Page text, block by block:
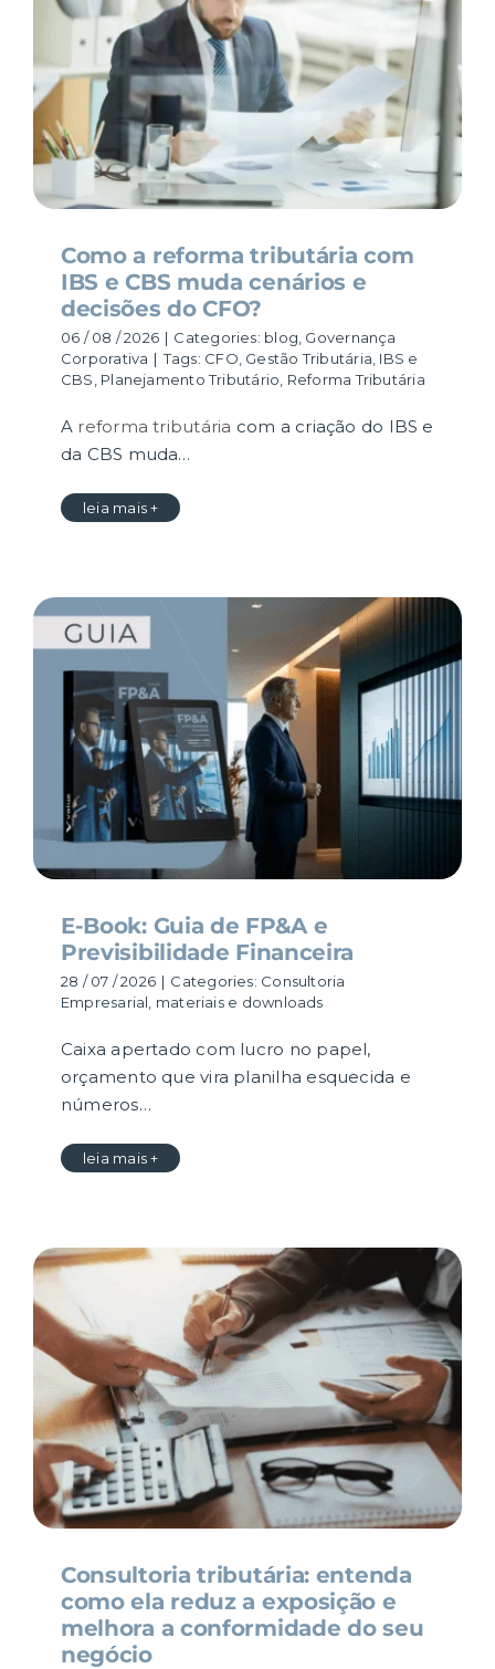
RESULTADOS
CARREIRA
CONTATO
Como a reforma tributária com
IBS e CBS muda cenários e
decisões do CFO?
06 / 08 / 2026 | Categories: blog Governança
Corporativa | Tags: CFO Gestão Tributária IBS e
CBS Planejamento Tributário Reforma Tributária
A reforma tributária com a criação do IBS e
da CBS muda…
leia mais +
E-Book: Guia de FP&A e
Previsibilidade Financeira
28 / 07 / 2026 | Categories: Consultoria
Empresarial materiais e downloads
Caixa apertado com lucro no papel,
orçamento que vira planilha esquecida e
números…
leia mais +
Consultoria tributária: entenda
como ela reduz a exposição e
melhora a conformidade do seu
negócio